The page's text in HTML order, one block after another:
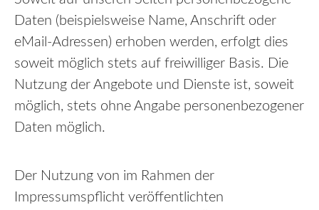
Daten (beispielsweise Name, Anschrift oder
eMail -Adressen) erhoben werden, erfolgt dies
soweit möglich stets auf freiwilliger Basis. Die
Nutzung der Angebote und Dienste ist, soweit
möglich, stets ohne Angabe personenbezogener
Daten möglich.
Der Nutzung von im Rahmen der
Impressumspflicht veröffentlichten